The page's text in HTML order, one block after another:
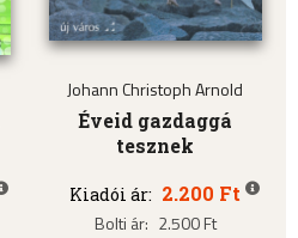
Johann Christoph Arnold
Éveid gazdaggá
tesznek
Kiadói ár: 2.200 Ft
Bolti ár: 2.500 Ft